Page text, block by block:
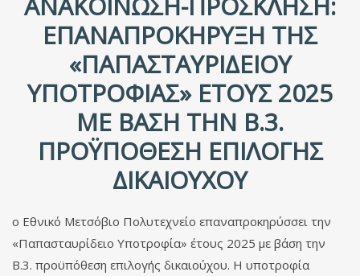
ΕΠΑΝΑΠΡΟΚΉΡΥΞΗ ΤΗΣ
«ΠΑΠΑΣΤΑΥΡΙΔΕΊΟΥ
ΥΠΟΤΡΟΦΊΑΣ» ΈΤΟΥΣ 2025
ΜΕ ΒΆΣΗ ΤΗΝ Β.3.
ΠΡΟΫΠΌΘΕΣΗ ΕΠΙΛΟΓΉΣ
ΔΙΚΑΙΟΎΧΟΥ
ο Εθνικό Μετσόβιο Πολυτεχνείο επαναπροκηρύσσει την
«Παπασταυρίδειο Υποτροφία» έτους 2025 με βάση την
Β.3. προϋπόθεση επιλογής δικαιούχου. Η υποτροφία